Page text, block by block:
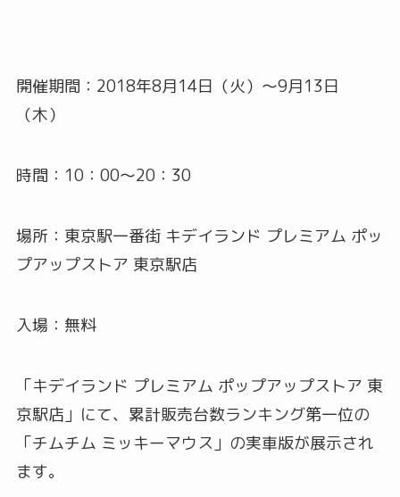
開催期間：2018年8月14日（火）～9月13日
（木）
時間：10：00～20：30
場所：東京駅一番街 キデイランド プレミアム ポッ
プアップストア 東京駅店
入場：無料
「キデイランド プレミアム ポップアップストア 東
京駅店」にて、累計販売台数ランキング第一位の
「チムチム ミッキーマウス」の実車版が展示され
ます。